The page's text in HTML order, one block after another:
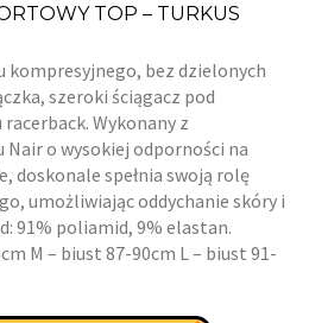
TOP – TURKUS
bez dzielonych
szeroki ściągacz pod
Wykonany z
Nair o wysokiej odporności na
doskonale spełnia swoją rolę
umożliwiając oddychanie skóry i
91% poliamid, 9% elastan.
M – biust 87-90cm L – biust 91-